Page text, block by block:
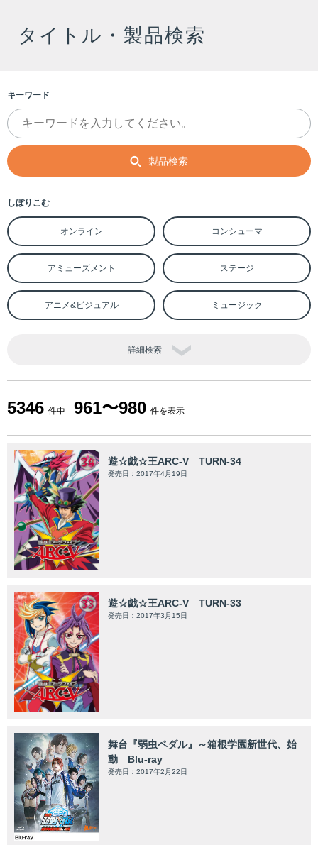
タイトル・製品検索
キーワード
製品検索
しぼりこむ
オンライン コンシューマ
アミューズメント ステージ
アニメ&ビジュアル ミュージック
詳細検索
5346 件中 961〜980 件を表示
遊☆戯☆王ARC-V TURN-34
発売日：2017年4月19日
遊☆戯☆王ARC-V TURN-33
発売日：2017年3月15日
舞台『弱虫ペダル』～箱根学園新世代、始
動 Blu-ray
発売日：2017年2月22日